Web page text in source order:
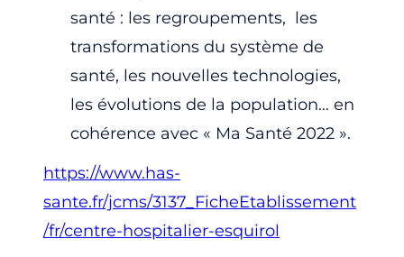
santé : les regroupements, les
transformations du système de
santé, les nouvelles technologies,
les évolutions de la population… en
cohérence avec « Ma Santé 2022 ».
https://www.has-
sante.fr/jcms/3137_FicheEtablissement
/fr/centre-hospitalier-esquirol